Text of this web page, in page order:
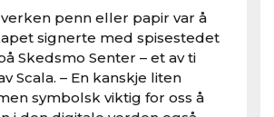
verken penn eller papir var å
signerte med spisestedet
Skedsmo Senter – et av ti
Scala. – En kanskje liten
symbolsk viktig for oss å